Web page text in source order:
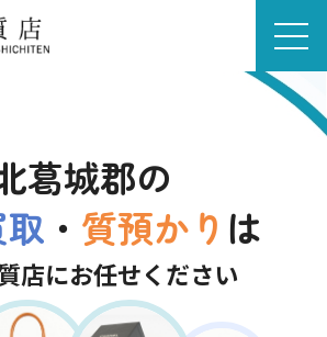
葛城郡の
・ 質預かり は
店にお任せください